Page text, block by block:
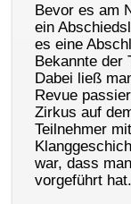
Bevor es am
ein
es eine
Bekannte der
Dabei ließ
Revue
Zirkus auf
Teilnehmer
war, dass
vorgeführt hat.